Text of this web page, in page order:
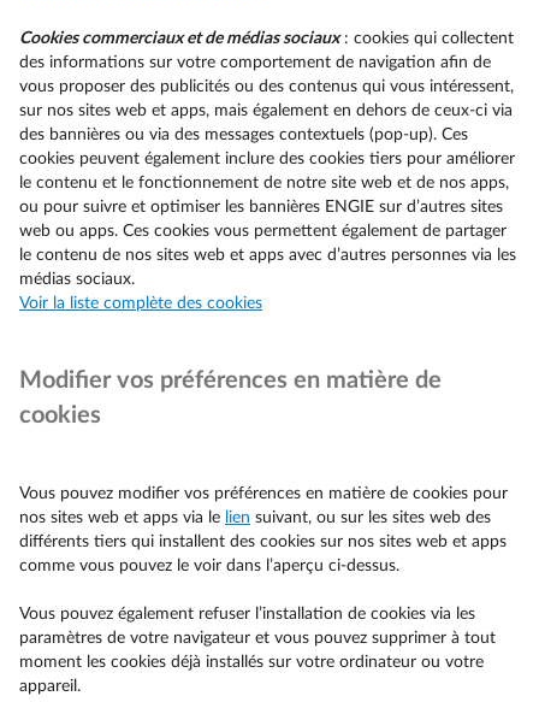
Cookies commerciaux et de médias sociaux: cookies qui collectent
des informations sur votre comportement de navigation afin de
vous proposer des publicités ou des contenus qui vous intéressent,
sur nos sites web et apps, mais également en dehors de ceux-ci via
des bannières ou via des messages contextuels (pop-up). Ces
cookies peuvent également inclure des cookies tiers pour améliorer
le contenu et le fonctionnement de notre site web et de nos apps,
ou pour suivre et optimiser les bannières ENGIE sur d’autres sites
web ou apps. Ces cookies vous permettent également de partager
le contenu de nos sites web et apps avec d’autres personnes via les
médias sociaux.
Voir la liste complète des cookies
Modifier vos préférences en matière de
cookies
Vous pouvez modifier vos préférences en matière de cookies pour
nos sites web et apps via le lien suivant, ou sur les sites web des
différents tiers qui installent des cookies sur nos sites web et apps
comme vous pouvez le voir dans l’aperçu ci-dessus.
Vous pouvez également refuser l’installation de cookies via les
paramètres de votre navigateur et vous pouvez supprimer à tout
moment les cookies déjà installés sur votre ordinateur ou votre
appareil.